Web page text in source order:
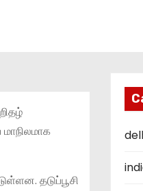
தடுப்பூசி